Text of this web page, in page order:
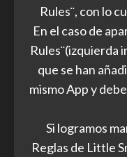
Rules¨, con lo
En el caso de
Rules¨(izquierda
que se han
mismo App y
Si logramos
Reglas de Little